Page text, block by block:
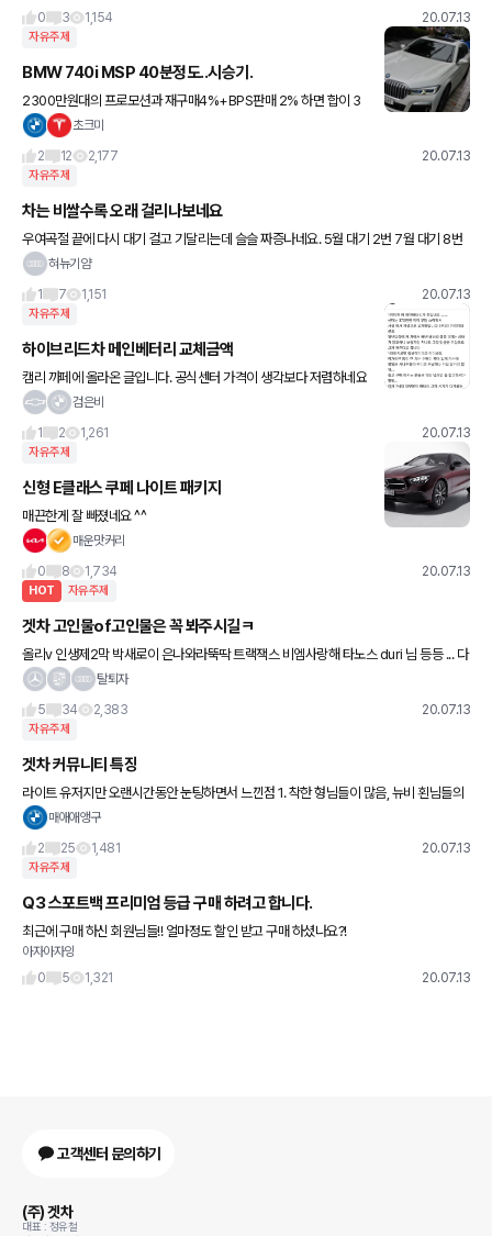
0
3 1,154 20.07.13
자유주제
BMW 740i MSP 40분정도..시승기.
2300만원대의 프로모션과 재구매4%+BPS판매 2% 하면 합이 3
천만원 이상 할인이 들어가서..갑자기 매력적인 가격이 되는 BMW
초크미
2
12 2,177 20.07.13
자유주제
차는 비쌀수록 오래 걸리나보네요
우여곡절 끝에 다시 대기 걸고 기달리는데 슬슬 짜증나네요. 5월 대기 2번 7월 대기 8번
다시 대기 12번
혀뉴기얌
1
7 1,151 20.07.13
자유주제
하이브리드차 메인베터리 교체금액
캠리 까페에 올라온 글입니다. 공식센터 가격이 생각보다 저렴하네요
이제 하이브리드 베터리에 대한 편견 없어졌으면 좋겠네요. 16만은
검은비
1
2 1,261 20.07.13
자유주제
신형 E클래스 쿠페 나이트 패키지
매끈한게 잘 빠졌네요 ^^
매운맛커리
0
8 1,734 20.07.13
HOT 자유주제
겟차 고인물of고인물은 꼭 봐주시길ㅋ
올리v 인생제2막 박새로이 은나와라뚝딱 트랙잭스 비엠사랑해 타노스 duri 님 등등 ... 다
들 잘 지내고 계시지요???ㅜㅜ 원하시는 차들은 출고하셨는지 모르겠어요 특히 인생제2
탈퇴자
5
34 2,383 20.07.13
자유주제
겟차 커뮤니티 특징
라이트 유저지만 오랜시간동안 눈팅하면서 느낀점 1. 착한 형님들이 많음, 뉴비 횐님들의
차량 관련 고민이 있으면 친구차 사는거 도와주는거처럼 고수형님들이 발 벗고 나서서 자
매애애앵구
2
25 1,481 20.07.13
자유주제
Q3 스포트백 프리미엄 등급 구매 하려고 합니다.
최근에 구매 하신 회원님들!! 얼마정도 할인 받고 구매 하셨나요?!
아자아자잉
0
5 1,321 20.07.13
고객센터 문의하기
(주) 겟차
대표 : 정유철